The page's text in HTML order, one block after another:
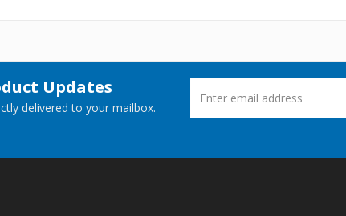
Updates
delivered to your mailbox.